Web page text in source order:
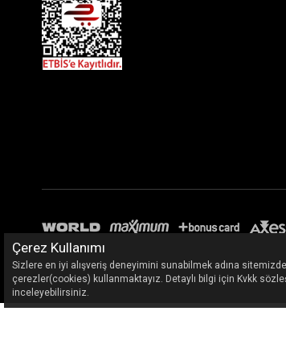
Çerez Kullanımı
Sizlere en iyi alışveriş deneyimini sunabilmek adına sitemizde
çerezler(cookies) kullanmaktayız. Detaylı bilgi için Kvkk
inceleyebilirsiniz.